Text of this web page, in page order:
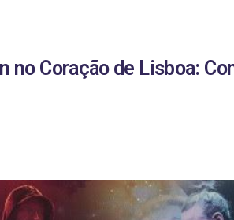
no Coração de Lisboa: